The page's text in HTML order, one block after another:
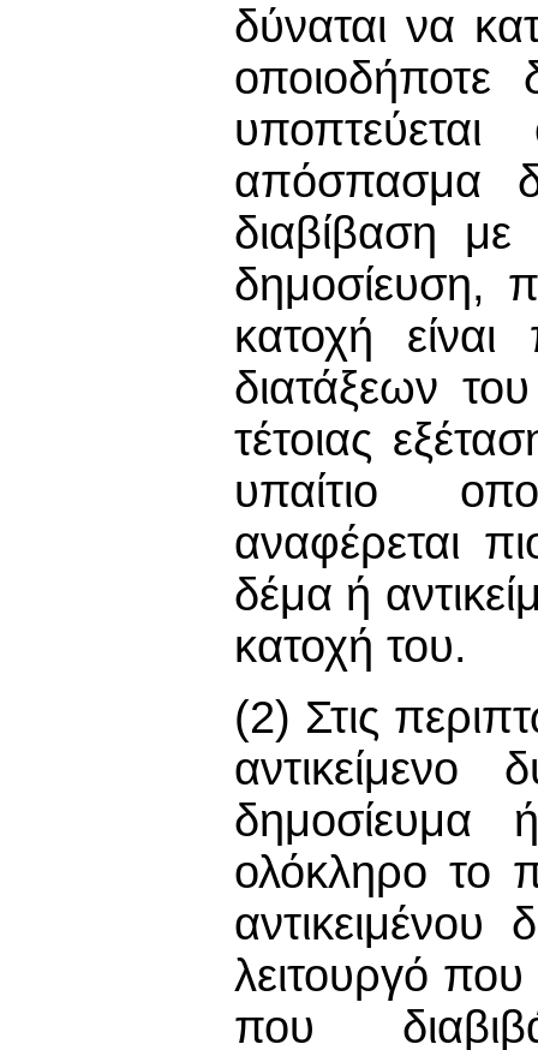
δύναται να
οποιοδήποτε
απόσπασμα
διαβίβαση
δημοσίευση,
κατοχή
διατάξεων
τέτοιας
υπαίτιο
αναφέρεται
δέμα ή
κατοχή του.
(2) Στις
αντικείμενο
δημοσίευμα
ολόκληρο το
λειτουργό που
που